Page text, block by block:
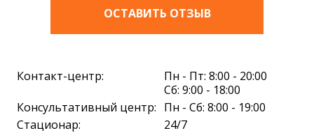
ОСТАВИТЬ ОТЗЫВ
Контакт-центр:
Пн - Пт: 8:00 - 20:00
Сб: 9:00 - 18:00
Консультативный центр: Пн - Сб: 8:00 - 19:00
Стационар:
24/7